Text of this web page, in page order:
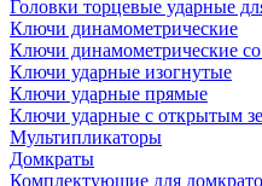
Головки торцевые ударные
Ключи динамометрические
Ключи динамометрические
Ключи ударные изогнутые
Ключи ударные прямые
Ключи ударные с открытым
Мультипликаторы
Домкраты
Комплектующие для